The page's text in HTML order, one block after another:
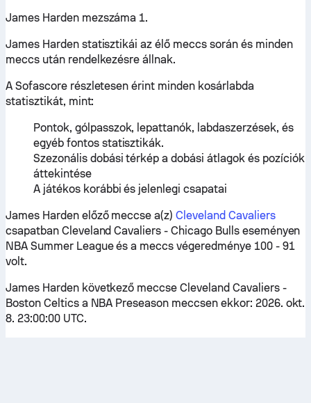
James Harden mezszáma 1.
James Harden statisztikái az élő meccs során és minden
meccs után rendelkezésre állnak.
A Sofascore részletesen érint minden kosárlabda
statisztikát, mint:
Pontok, gólpasszok, lepattanók, labdaszerzések, és
egyéb fontos statisztikák.
Szezonális dobási térkép a dobási átlagok és pozíciók
áttekintése
A játékos korábbi és jelenlegi csapatai
James Harden előző meccse a(z)Cleveland Cavaliers
csapatban Cleveland Cavaliers - Chicago Bulls eseményen
NBA Summer League és a meccs végeredménye 100 - 91
volt.
James Harden következő meccse Cleveland Cavaliers -
Boston Celtics a NBA Preseason meccsen ekkor: 2026. okt.
8. 23:00:00 UTC.